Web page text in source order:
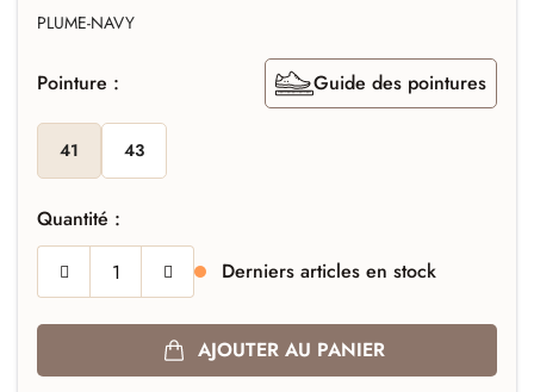
PLUME-NAVY
Pointure : Guide des pointures
41 43
Quantité :
Derniers articles en stock
AJOUTER AU PANIER